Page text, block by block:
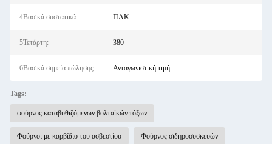
4Βασικά συστατικά: ΠΛΚ
5Τετάρτη: 380
6Βασικά σημεία πώλησης: Ανταγωνιστική τιμή
Tags:
φούρνος καταβυθιζόμενων βολταϊκών τόξων
Φούρνοι με καρβίδιο του ασβεστίου Φούρνος σιδηροσυσκευών